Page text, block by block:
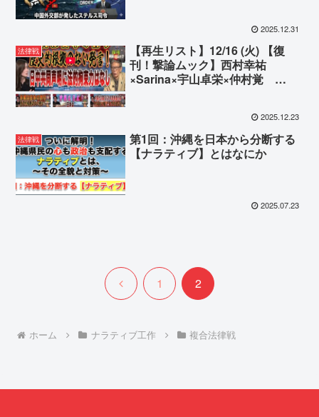
2025.12.31
法律戦
【再生リスト】12/16 (火) 【復
刊！撃論ムック】西村幸祐
×Sarina×宇山卓栄×仲村覚
日本を陥れる『ナラティブ戦』の
正体と、主権を守るための処方
箋」」
2025.12.23
法律戦
第1回：沖縄を日本から分断する
【ナラティブ】とはなにか
2025.07.23
前
1 2
ホーム ナラティブ工作 複合法律戦